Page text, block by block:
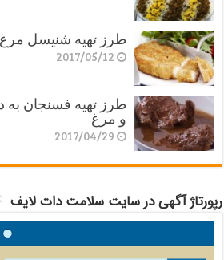
طرز تهیه شنیسل مرغ
2017/05/12
طرز تهیه فسنجان
و مرغ
2017/04/29
رپورتاژ آگهی در سایت سلامت دات لایف